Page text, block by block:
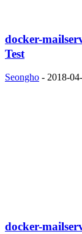
docker-
Test
Seongho - 2018-
docker-